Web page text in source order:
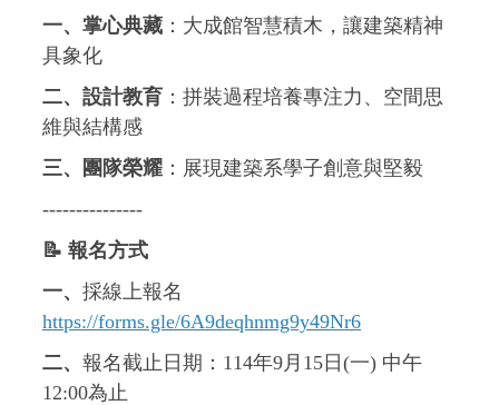
一、掌心典藏 ：大成館智慧積木，讓建築精神
具象化
二、設計教育 ：拼裝過程培養專注力、空間思
維與結構感
三、團隊榮耀 ：展現建築系學子創意與堅毅
---------------
📝 報名方式
一、 採線上報名
https://forms.gle/6A9deqhnmg9y49Nr6
二、 報名截止日期：114年9月15日(一) 中午
12:00為止